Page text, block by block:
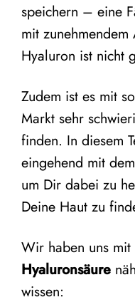
speichern – eine
mit
Hyaluron ist nicht
Zudem ist es mit
Markt sehr
finden. In diesem
eingehend mit
um Dir dabei zu
Deine Haut zu
Wir haben uns mit
Hyaluronsäure
wissen: